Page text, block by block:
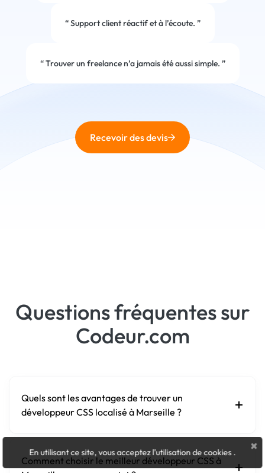
“Support client réactif et à l’écoute. ”
“Trouver un freelance n’a jamais été aussi simple. ”
Recevoir des devis
Questions fréquentes sur
Codeur.com
Quels sont les avantages de trouver un
développeur CSS localisé à Marseille ?
Comment choisir le meilleur développeur CSS à
×
En utilisant ce site, vous acceptez l'utilisation de cookies.